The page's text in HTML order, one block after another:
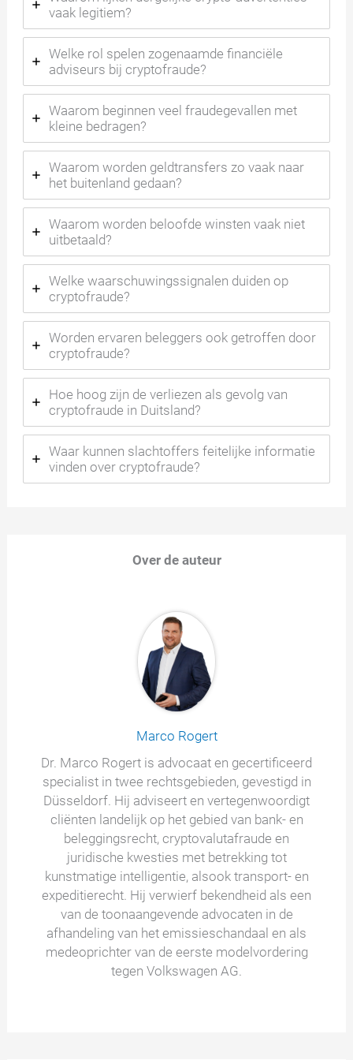
vaak legitiem?
Welke rol spelen zogenaamde financiële
adviseurs bij cryptofraude?
Waarom beginnen veel fraudegevallen met
kleine bedragen?
Waarom worden geldtransfers zo vaak naar
het buitenland gedaan?
Waarom worden beloofde winsten vaak niet
uitbetaald?
Welke waarschuwingssignalen duiden op
cryptofraude?
Worden ervaren beleggers ook getroffen door
cryptofraude?
Hoe hoog zijn de verliezen als gevolg van
cryptofraude in Duitsland?
Waar kunnen slachtoffers feitelijke informatie
vinden over cryptofraude?
Over de auteur
Marco Rogert
Dr. Marco Rogert is advocaat en gecertificeerd
specialist in twee rechtsgebieden, gevestigd in
Düsseldorf. Hij adviseert en vertegenwoordigt
cliënten landelijk op het gebied van bank- en
beleggingsrecht, cryptovalutafraude en
juridische kwesties met betrekking tot
kunstmatige intelligentie, alsook transport- en
expeditierecht. Hij verwierf bekendheid als een
van de toonaangevende advocaten in de
afhandeling van het emissieschandaal en als
medeoprichter van de eerste modelvordering
tegen Volkswagen AG.